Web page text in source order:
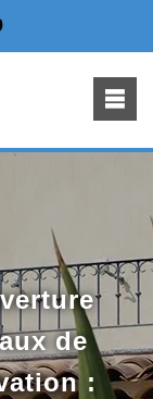
de
: